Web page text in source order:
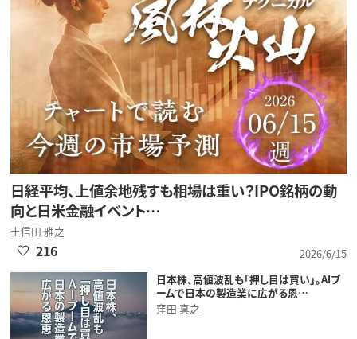
日経平均、上値余地残すも相場は重い？IPO銘柄の動
向と日米金融イベント…
土信田 雅之
2026/6/15
216
日本株、高値波乱も「押し目は買い」。AIブ
ームで日本の製造業に広がる恩…
窪田 真之